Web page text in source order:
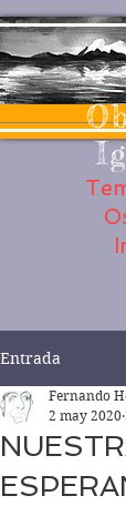
Entrada
Fernando
2 may 2020